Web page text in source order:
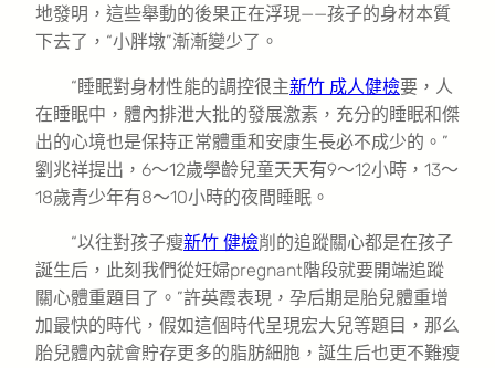
地發明，這些舉動的後果正在浮現——孩子的身材本質
下去了，“小胖墩”漸漸變少了。
“睡眠對身材性能的調控很主新竹 成人健檢要，人
在睡眠中，體內排泄大批的發展激素，充分的睡眠和傑
出的心境也是保持正常體重和安康生長必不成少的。”
劉兆祥提出，6～12歲學齡兒童天天有9～12小時，13～
18歲青少年有8～10小時的夜間睡眠。
“以往對孩子瘦新竹 健檢削的追蹤關心都是在孩子
誕生后，此刻我們從妊婦pregnant階段就要開端追蹤
關心體重題目了。”許英霞表現，孕后期是胎兒體重增
加最快的時代，假如這個時代呈現宏大兒等題目，那么
胎兒體內就會貯存更多的脂肪細胞，誕生后也更不難瘦